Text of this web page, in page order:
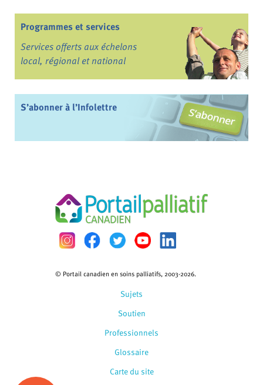
Programmes et services
Services offerts aux échelons
local, régional et national
S’abonner à l’Infolettre
Sujets
Soutien
Professionnels
Glossaire
© Portail canadien en soins palliatifs, 2003-2026.
Carte du site